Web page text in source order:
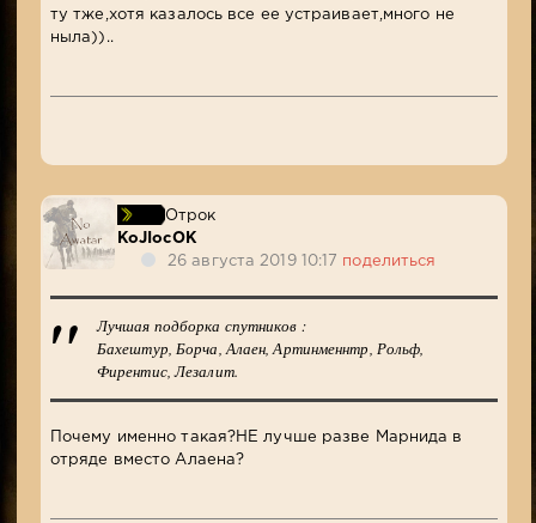
ту тже,хотя казалось все ее устраивает,много не
ныла))..
Отрок
KoJIocOK
26 августа 2019 10:17 поделиться
Лучшая подборка спутников :
Бахештур, Борча, Алаен, Артинменнтр, Рольф,
Фирентис, Лезалит.
Почему именно такая?НЕ лучше разве Марнида в
отряде вместо Алаена?